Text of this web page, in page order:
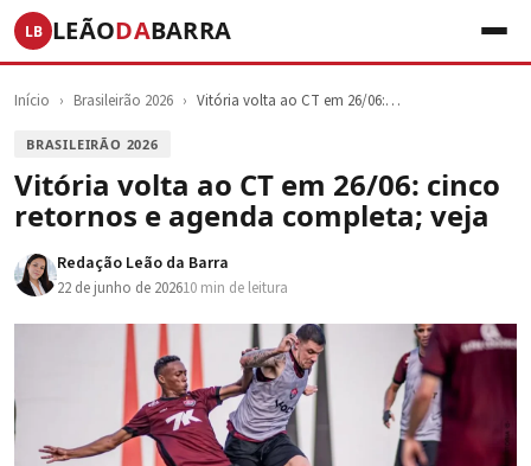
LB LEÃODABARRA
Início › Brasileirão 2026 › Vitória volta ao CT em 26/06:…
BRASILEIRÃO 2026
Vitória volta ao CT em 26/06: cinco
retornos e agenda completa; veja
Redação Leão da Barra
22 de junho de 202610 min de leitura